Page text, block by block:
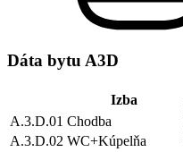
Dáta bytu A3D
Izba
A.3.D.01 Chodba
A.3.D.02 WC+Kúpelňa